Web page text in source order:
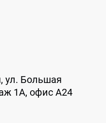
ул. Большая
1А, офис А24